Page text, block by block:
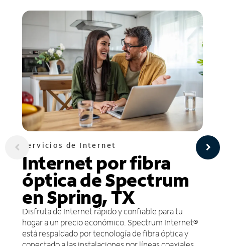
Servicios de Internet
Internet por fibra
óptica de Spectrum
en Spring, TX
Disfruta de Internet rápido y confiable para tu
hogar a un precio económico. Spectrum Internet®
está respaldado por tecnología de fibra óptica y